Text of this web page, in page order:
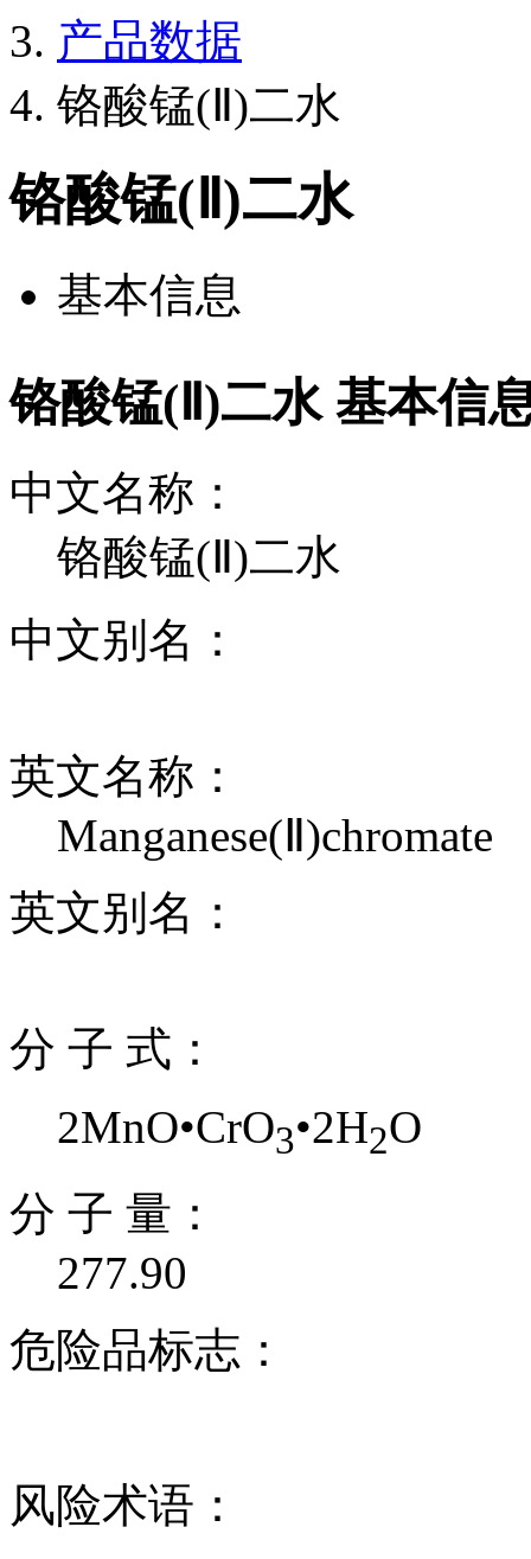
产品数据
铬酸锰(Ⅱ)二水
铬酸锰(Ⅱ)二水
基本信息
铬酸锰(Ⅱ)二水 基本信
中文名称：
铬酸锰(Ⅱ)二水
中文别名：
英文名称：
Manganese(Ⅱ)chromate
英文别名：
分 子 式：
2MnO•CrO3•2H2O
分 子 量：
277.90
危险品标志：
风险术语：